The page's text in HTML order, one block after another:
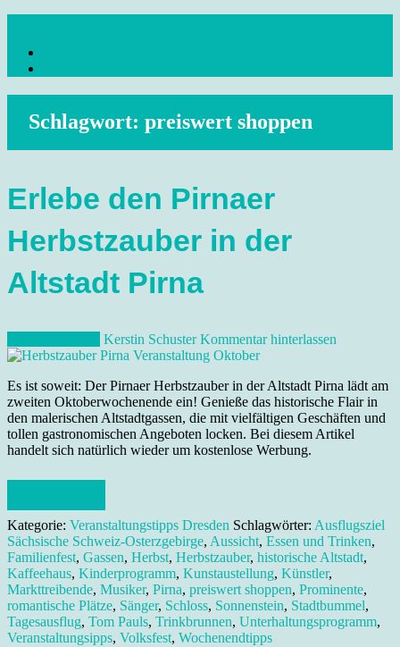
content
Reisetipps Dresden, Sehenswürdigkeiten, Ausflugsziele Sachsen,
Schlagwort: preiswert shoppen
Erlebe den Pirnaer
Herbstzauber in der
Altstadt Pirna
Kerstin Schuster Kommentar hinterlassen
Es ist soweit: Der Pirnaer Herbstzauber in der Altstadt Pirna lädt am
zweiten Oktoberwochenende ein! Genieße das historische Flair in
den malerischen Altstadtgassen, die mit vielfältigen Geschäften und
tollen gastronomischen Angeboten locken. Bei diesem Artikel
handelt sich natürlich wieder um kostenlose Werbung.
Kategorie: Veranstaltungstipps Dresden Schlagwörter: Ausflugsziel
Sächsische Schweiz-Osterzgebirge, Aussicht, Essen und Trinken,
Familienfest, Gassen, Herbst, Herbstzauber, historische Altstadt,
Kaffeehaus, Kinderprogramm, Kunstaustellung, Künstler,
Markttreibende, Musiker, Pirna, preiswert shoppen, Prominente,
romantische Plätze, Sänger, Schloss, Sonnenstein, Stadtbummel,
Tagesausflug, Tom Pauls, Trinkbrunnen, Unterhaltungsprogramm,
Veranstaltungsipps, Volksfest, Wochenendtipps